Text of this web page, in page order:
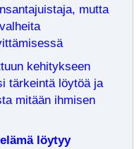
mutta
kehitykseen
tärkeintä löytöä ja
mitään ihmisen
löytyy